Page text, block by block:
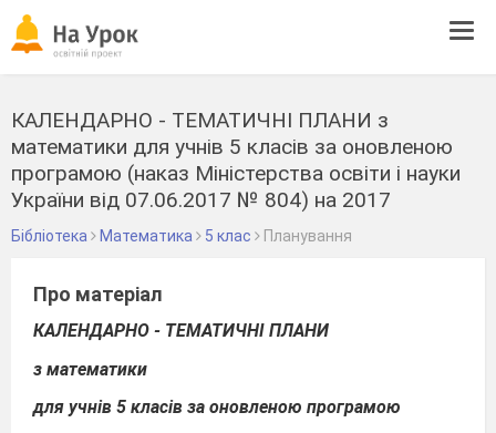
КАЛЕНДАРНО - ТЕМАТИЧНІ ПЛАНИ з
математики для учнів 5 класів за оновленою
програмою (наказ Міністерства освіти і науки
України від 07.06.2017 № 804) на 2017
Бібліотека Математика 5 клас Планування
Про матеріал
КАЛЕНДАРНО - ТЕМАТИЧНІ ПЛАНИ
з математики
для учнів 5 класів за оновленою програмою